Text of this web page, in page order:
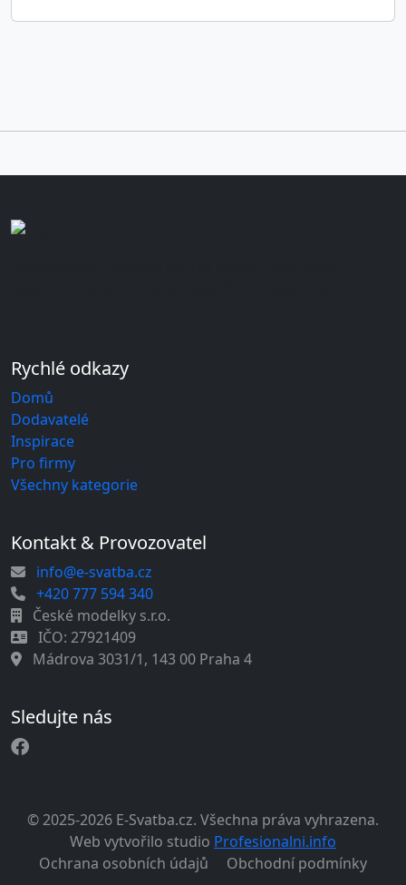
Rychlé odkazy
Domů
Dodavatelé
Inspirace
Pro firmy
Všechny kategorie
Kontakt & Provozovatel
info@e-svatba.cz
+420 777 594 340
České modelky s.r.o.
IČO: 27921409
Mádrova 3031/1, 143 00 Praha 4
Sledujte nás
© 2025-2026 E-Svatba.cz. Všechna práva vyhrazena.
Web vytvořilo studio Profesionalni.info
Ochrana osobních údajů
Obchodní podmínky